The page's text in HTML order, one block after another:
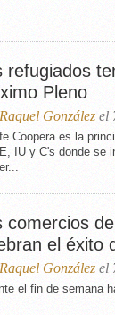
refugiados
Pleno
Raquel González el
Coopera es la
IU y C's donde se
comercios
el éxito
Raquel González el
el fin de semana